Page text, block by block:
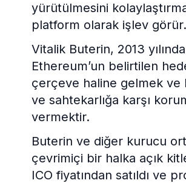
yürütülmesini
platform olarak işlev görür.
Vitalik Buterin, 2013
Ethereum’un belirtilen
çerçeve haline gelmek ve
ve sahtekarlığa karşı
vermektir.
Buterin ve diğer kurucu
çevrimiçi bir halka açık
ICO fiyatından satıldı ve